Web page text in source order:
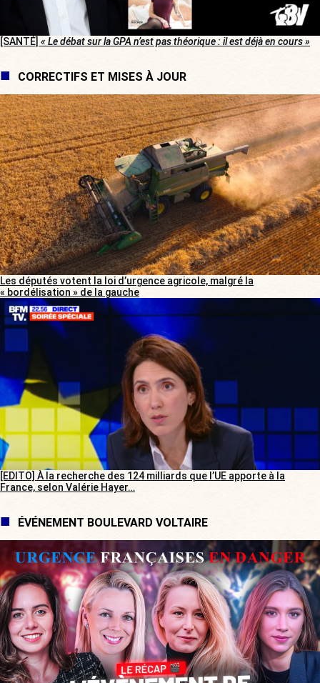
[SANTÉ] « Le débat sur la GPA n’est pas théorique : il est déjà en cours »
CORRECTIFS ET MISES À JOUR
Les députés votent la loi d’urgence agricole, malgré la
« bordélisation » de la gauche
[EDITO] À la recherche des 124 milliards que l’UE apporte à la
France, selon Valérie Hayer…
ÉVÉNEMENT BOULEVARD VOLTAIRE